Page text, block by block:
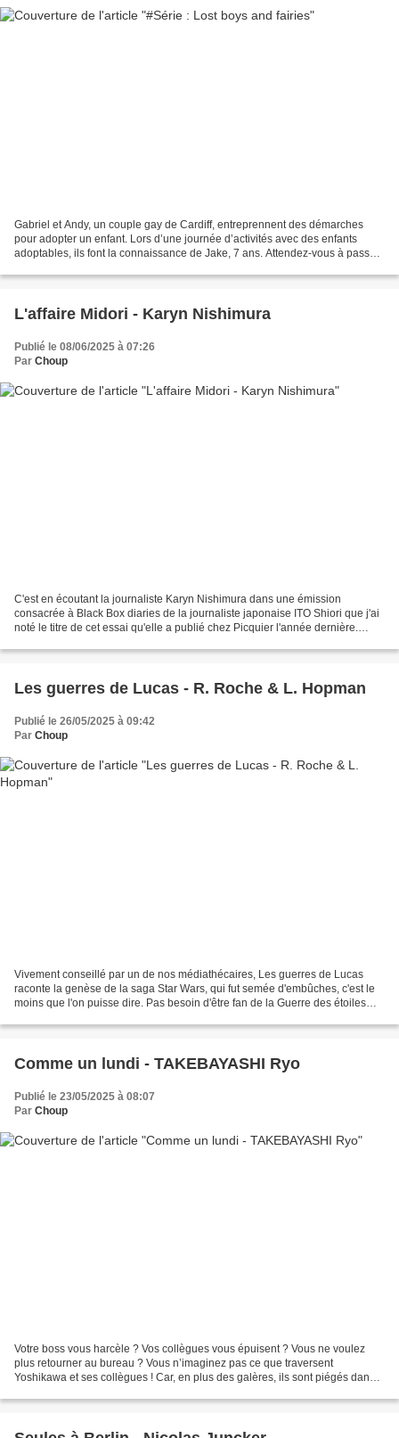
Gabriel et Andy, un couple gay de Cardiff, entreprennent des démarches
pour adopter un enfant. Lors d’une journée d’activités avec des enfants
adoptables, ils font la connaissance de Jake, 7 ans. Attendez-vous à passer
L'affaire Midori - Karyn Nishimura
Publié le 08/06/2025 à 07:26
Par Choup
C'est en écoutant la journaliste Karyn Nishimura dans une émission
consacrée à Black Box diaries de la journaliste japonaise ITO Shiori que j'ai
noté le titre de cet essai qu'elle a publié chez Picquier l'année dernière.
Les guerres de Lucas - R. Roche & L. Hopman
Publié le 26/05/2025 à 09:42
Par Choup
Vivement conseillé par un de nos médiathécaires, Les guerres de Lucas
raconte la genèse de la saga Star Wars, qui fut semée d'embûches, c'est le
moins que l'on puisse dire. Pas besoin d'être fan de la Guerre des étoiles
Comme un lundi - TAKEBAYASHI Ryo
Publié le 23/05/2025 à 08:07
Par Choup
Votre boss vous harcèle ? Vos collègues vous épuisent ? Vous ne voulez
plus retourner au bureau ? Vous n’imaginez pas ce que traversent
Yoshikawa et ses collègues ! Car, en plus des galères, ils sont piégés dans